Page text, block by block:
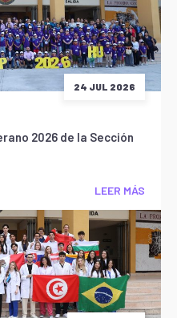
24 JUL 2026
2026 de la Sección
LEER MÁS